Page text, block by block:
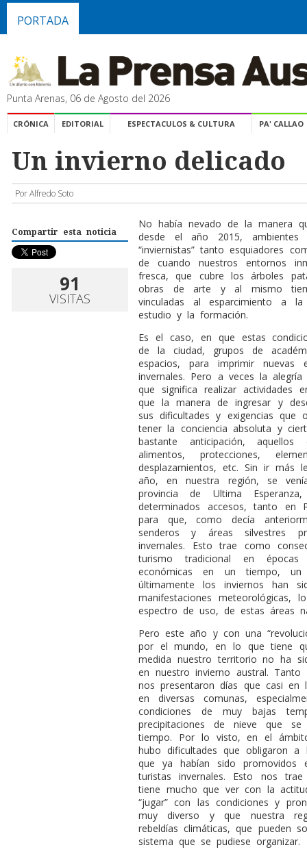
PORTADA
Punta Arenas, 06 de Agosto del 2026
CRÓNICA EDITORIAL ESPECTACULOS & CULTURA PA' CALLAO
Un invierno delicado
Por Alfredo Soto
Compartir esta noticia
91
VISITAS
No había nevado de la manera
desde el año 2015,
“inviernistas” tanto esquiadores
de cuando nuestros entornos
fresca, que cubre los árboles
obras de arte y al mismo
vinculadas al esparcimiento a
estudio y la formación.
Es el caso, en que estas
de la ciudad, grupos de
espacios, para imprimir nuevas
invernales. Pero a veces la
que significa realizar actividades
que la manera de ingresar y
sus dificultades y exigencias que
tener la conciencia absoluta y
bastante anticipación, aquellos
alimentos, protecciones,
desplazamientos, etc. Sin ir más
año, en nuestra región, se
provincia de Ultima
determinados accesos, tanto en
para que, como decía
senderos y áreas silvestres
invernales. Esto trae como
turismo tradicional en épocas
económicas en un tiempo,
últimamente los inviernos han
manifestaciones
espectro de uso, de estas áreas
Pero este año y con una
por el mundo, en lo que tiene
medida nuestro territorio no ha
en nuestro invierno austral.
nos presentaron días que casi en
en diversas comunas,
condiciones de muy bajas
precipitaciones de nieve que
tiempo. Por lo visto, en el
hubo dificultades que obligaron
que ya habían sido promovidos
turistas invernales. Esto nos
tiene mucho que ver con la
“jugar” con las condiciones y
muy diverso y que nuestra
rebeldías climáticas, que pueden
sistema que se pudiese organizar.